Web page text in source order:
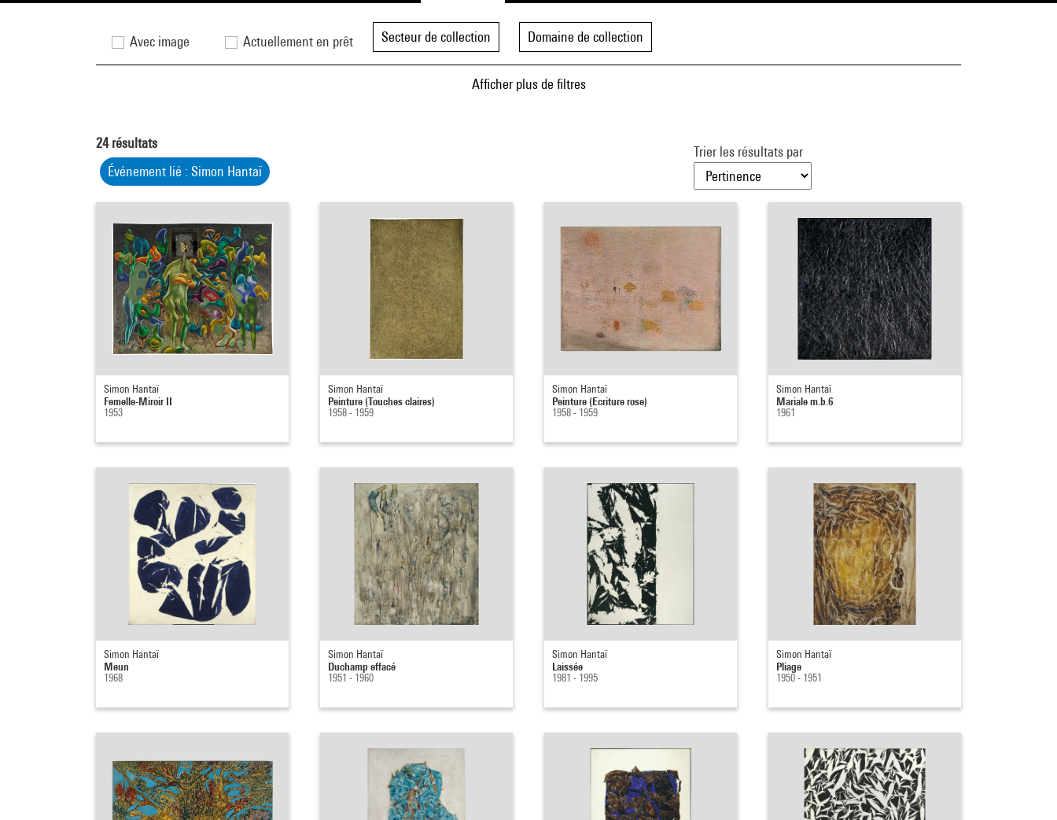
Avec image Actuellement en prêt Secteur de collection Domaine de collection
Afficher plus de filtres
24résultats
Événement lié : Simon Hantaï
Trier les résultats par
Simon Hantaï
Femelle-Miroir II
1953
Simon Hantaï
Peinture (Touches claires)
1958 - 1959
Simon Hantaï
Peinture (Ecriture rose)
1958 - 1959
Simon Hantaï
Mariale m.b.6
1961
Simon Hantaï
Meun
1968
Simon Hantaï
Duchamp effacé
1951 - 1960
Simon Hantaï
Laissée
1981 - 1995
Simon Hantaï
Pliage
1950 - 1951